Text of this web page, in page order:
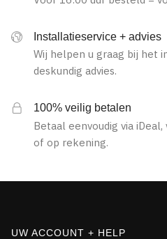
Installatieservice + advies
Wij helpen u graag bij het
deskundig advies.
100% veilig betalen
Betaal eenvoudig via
of op rekening.
UW ACCOUNT + HELP